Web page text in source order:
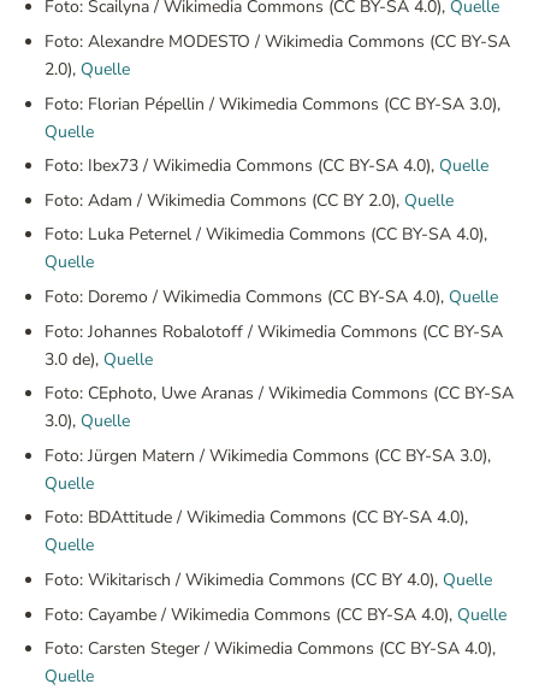
Foto: Scailyna / Wikimedia Commons (CC BY-SA 4.0), Quelle
Foto: Alexandre MODESTO / Wikimedia Commons (CC BY-SA
2.0), Quelle
Foto: Florian Pépellin / Wikimedia Commons (CC BY-SA 3.0),
Quelle
Foto: Ibex73 / Wikimedia Commons (CC BY-SA 4.0), Quelle
Foto: Adam / Wikimedia Commons (CC BY 2.0), Quelle
Foto: Luka Peternel / Wikimedia Commons (CC BY-SA 4.0),
Quelle
Foto: Doremo / Wikimedia Commons (CC BY-SA 4.0), Quelle
Foto: Johannes Robalotoff / Wikimedia Commons (CC BY-SA
3.0 de), Quelle
Foto: CEphoto, Uwe Aranas / Wikimedia Commons (CC BY-SA
3.0), Quelle
Foto: Jürgen Matern / Wikimedia Commons (CC BY-SA 3.0),
Quelle
Foto: BDAttitude / Wikimedia Commons (CC BY-SA 4.0),
Quelle
Foto: Wikitarisch / Wikimedia Commons (CC BY 4.0), Quelle
Foto: Cayambe / Wikimedia Commons (CC BY-SA 4.0), Quelle
Foto: Carsten Steger / Wikimedia Commons (CC BY-SA 4.0),
Quelle